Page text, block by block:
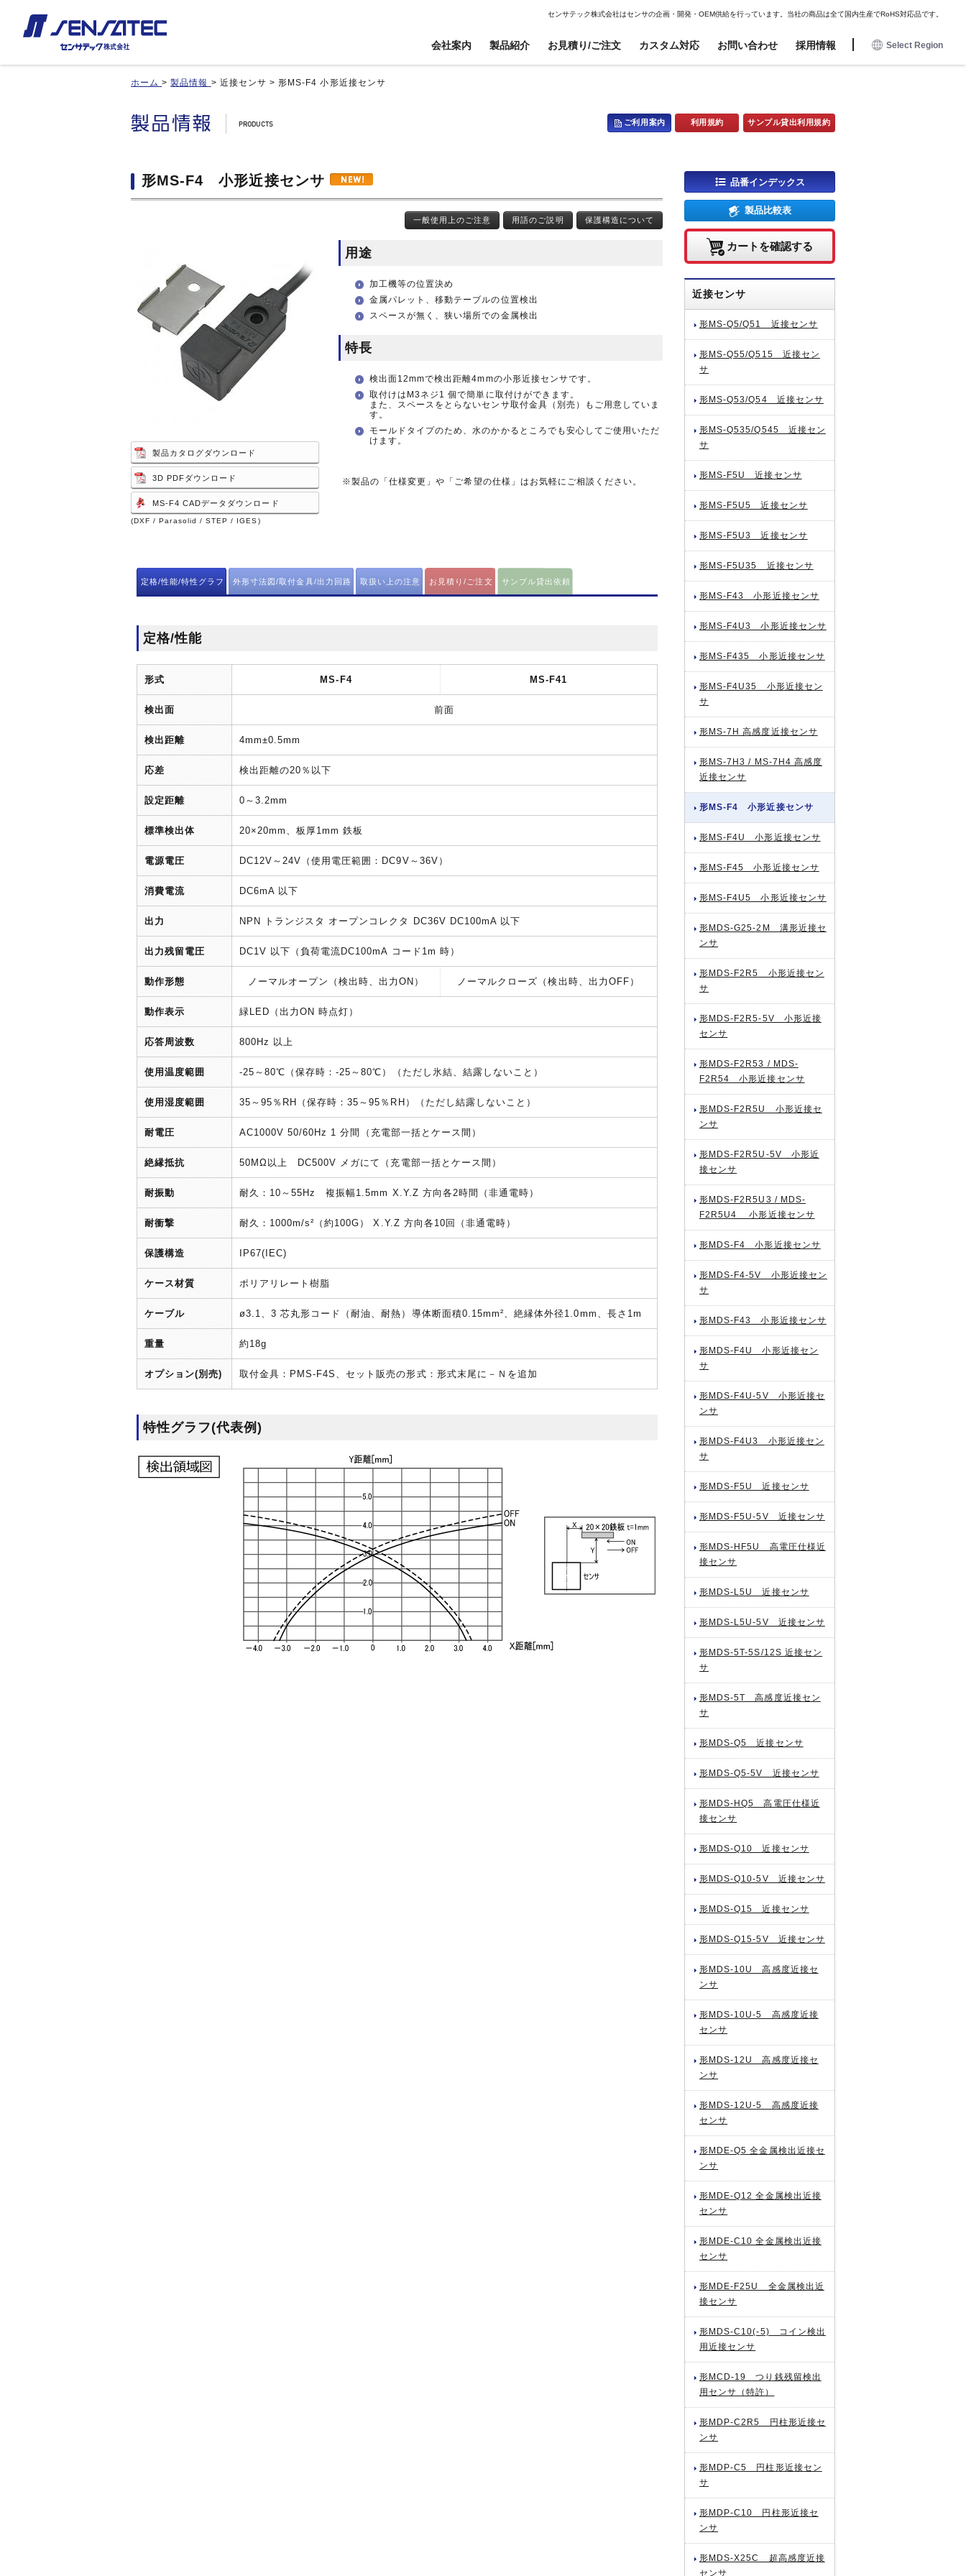
JAPANESE
センサテック株式会社はセンサの企画・開発・OEM供給を行っています。当社の商品は全て国内生産でRoHS対応品です。
会社案内 製品紹介 お見積り/ご注文 カスタム対応 お問い合わせ 採用情報 Select Region
近接センサ
差動容量型近接センサ
磁気センサ
タッチセンサ
ジャイロセンサ
光電センサ
温湿度センサ
水位センサ
センサ無線ユニット
近接センサ
衝撃センサ
電子ボリューム
照光式押しボタン
コネクタハーネス
近接センサ
差動容量型近接センサ
磁気センサ
タッチセンサ
ジャイロセンサ
光電センサ
温湿度センサ
水位センサ
センサ無線ユニット
近接センサ
衝撃センサ
電子ボリューム
照光式押しボタン
コネクタハーネス
基板実装のご紹介 ケーブル、ワイヤー、コイル巻線加工 開発・設計業務委託フロー
ホーム >製品情報 > 近接センサ >形MS-F4 小形近接センサ
ご利用案内 利用規約 サンプル貸出利用規約
形MS-F4 小形近接センサ
一般使用上のご注意 用語のご説明 保護構造について
製品カタログダウンロード
3D PDFダウンロード
MS-F4 CADデータダウンロード
(DXF / Parasolid / STEP / IGES)
用途
加工機等の位置決め
金属パレット、移動テーブルの位置検出
スペースが無く、狭い場所での金属検出
特長
検出面12mmで検出距離4mmの小形近接センサです。
取付けはM3ネジ1 個で簡単に取付けができます。
また、スペースをとらないセンサ取付金具（別売）もご用意していま
す。
モールドタイプのため、水のかかるところでも安心してご使用いただ
けます。
※製品の「仕様変更」や「ご希望の仕様」はお気軽にご相談ください。
定格/性能/特性グラフ 外形寸法図/取付金具/出力回路 取扱い上の注意 お見積り/ご注文 サンプル貸出依頼
定格/性能
形式 MS-F4 MS-F41
検出面 前面
検出距離 4mm±0.5mm
応差 検出距離の20％以下
設定距離 0～3.2mm
標準検出体 20×20mm、板厚1mm 鉄板
電源電圧 DC12V～24V（使用電圧範囲：DC9V～36V）
消費電流 DC6mA 以下
出力 NPN トランジスタ オープンコレクタ DC36V DC100mA 以下
出力残留電圧 DC1V 以下（負荷電流DC100mA コード1m 時）
動作形態 ノーマルオープン（検出時、出力ON） ノーマルクローズ（検出時、出力OFF）
動作表示 緑LED（出力ON 時点灯）
応答周波数 800Hz 以上
使用温度範囲 -25～80℃（保存時：-25～80℃）（ただし氷結、結露しないこと）
使用湿度範囲 35～95％RH（保存時：35～95％RH）（ただし結露しないこと）
耐電圧 AC1000V 50/60Hz 1 分間（充電部一括とケース間）
絶縁抵抗 50MΩ以上 DC500V メガにて（充電部一括とケース間）
耐振動 耐久：10～55Hz 複振幅1.5mm X.Y.Z 方向各2時間（非通電時）
耐衝撃 耐久：1000m/s²（約100G） X.Y.Z 方向各10回（非通電時）
保護構造 IP67(IEC)
ケース材質 ポリアリレート樹脂
ケーブル ø3.1、3 芯丸形コード（耐油、耐熱）導体断面積0.15mm²、絶縁体外径1.0mm、長さ1m
重量 約18g
オプション(別売) 取付金具：PMS-F4S、セット販売の形式：形式末尾に－Ｎを追加
特性グラフ(代表例)
品番インデックス
製品比較表
カートを確認する
近接センサ
形MS-Q5/Q51 近接センサ
形MS-Q55/Q515 近接セン
サ
形MS-Q53/Q54 近接センサ
形MS-Q535/Q545 近接セン
サ
形MS-F5U 近接センサ
形MS-F5U5 近接センサ
形MS-F5U3 近接センサ
形MS-F5U35 近接センサ
形MS-F43 小形近接センサ
形MS-F4U3 小形近接センサ
形MS-F435 小形近接センサ
形MS-F4U35 小形近接セン
サ
形MS-7H 高感度近接センサ
形MS-7H3 / MS-7H4 高感度
近接センサ
形MS-F4 小形近接センサ
形MS-F4U 小形近接センサ
形MS-F45 小形近接センサ
形MS-F4U5 小形近接センサ
形MDS-G25-2M 溝形近接セ
ンサ
形MDS-F2R5 小形近接セン
サ
形MDS-F2R5-5V 小形近接
センサ
形MDS-F2R53 / MDS-
F2R54 小形近接センサ
形MDS-F2R5U 小形近接セ
ンサ
形MDS-F2R5U-5V 小形近
接センサ
形MDS-F2R5U3 / MDS-
F2R5U4 小形近接センサ
形MDS-F4 小形近接センサ
形MDS-F4-5V 小形近接セン
サ
形MDS-F43 小形近接センサ
形MDS-F4U 小形近接セン
サ
形MDS-F4U-5V 小形近接セ
ンサ
形MDS-F4U3 小形近接セン
サ
形MDS-F5U 近接センサ
形MDS-F5U-5V 近接センサ
形MDS-HF5U 高電圧仕様近
接センサ
形MDS-L5U 近接センサ
形MDS-L5U-5V 近接センサ
形MDS-5T-5S/12S 近接セン
サ
形MDS-5T 高感度近接セン
サ
形MDS-Q5 近接センサ
形MDS-Q5-5V 近接センサ
形MDS-HQ5 高電圧仕様近
接センサ
形MDS-Q10 近接センサ
形MDS-Q10-5V 近接センサ
形MDS-Q15 近接センサ
形MDS-Q15-5V 近接センサ
形MDS-10U 高感度近接セ
ンサ
形MDS-10U-5 高感度近接
センサ
形MDS-12U 高感度近接セ
ンサ
形MDS-12U-5 高感度近接
センサ
形MDE-Q5 全金属検出近接セ
ンサ
形MDE-Q12 全金属検出近接
センサ
形MDE-C10 全金属検出近接
センサ
形MDE-F25U 全金属検出近
接センサ
形MDS-C10(-5) コイン検出
用近接センサ
形MCD-19 つり銭残留検出
用センサ（特許）
形MDP-C2R5 円柱形近接セ
ンサ
形MDP-C5 円柱形近接セン
サ
形MDP-C10 円柱形近接セ
ンサ
形MDS-X25C 超高感度近接
センサ